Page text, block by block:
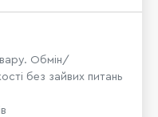
Обмін/
без зайвих питань